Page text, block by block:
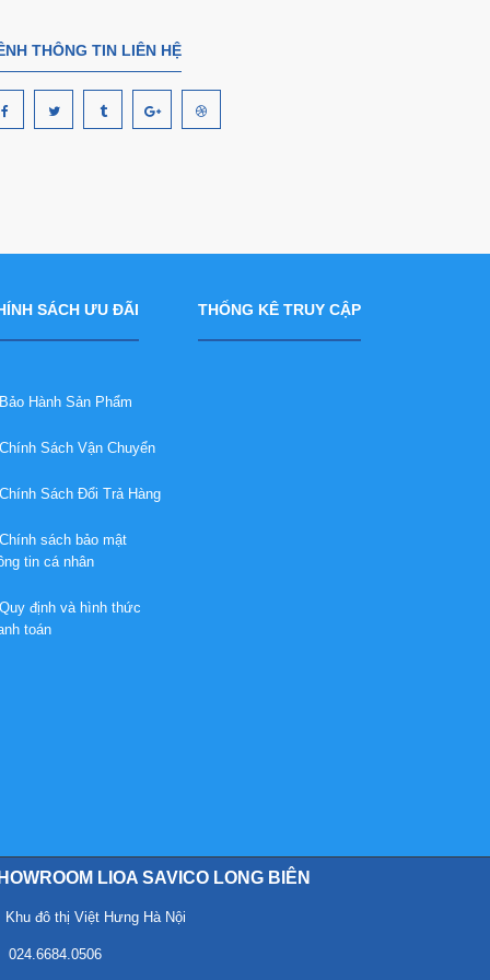
THÔNG TIN LIÊN HỆ
SÁCH ƯU ĐÃI
Hành Sản Phẩm
Sách Vận Chuyển
Sách Đổi Trả Hàng
sách bảo mật
tin cá nhân
định và hình thức
toán
THỐNG KÊ TRUY CẬP
LIOA SAVICO LONG BIÊN
đô thị Việt Hưng Hà Nội
024.6684.0506